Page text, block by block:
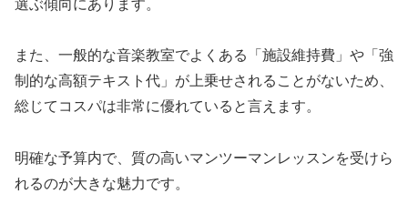
選ぶ傾向にあります。
また、一般的な音楽教室でよくある「施設維持費」や「強
制的な高額テキスト代」が上乗せされることがないため、
総じてコスパは非常に優れていると言えます。
明確な予算内で、質の高いマンツーマンレッスンを受けら
れるのが大きな魅力です。